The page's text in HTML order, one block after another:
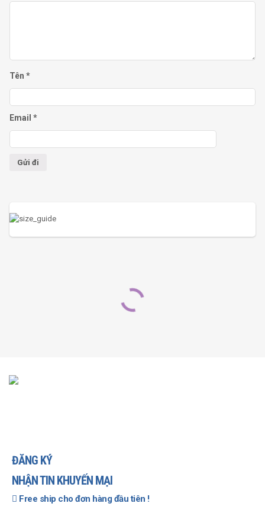
Tên *
Email *
ĐĂNG KÝ
NHẬN TIN KHUYẾN MẠI
Free ship cho đơn hàng đầu tiên !